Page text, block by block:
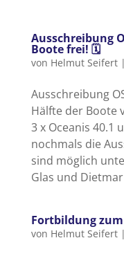
Ausschreibung
Boote frei! 🗓
von Helmut Seifert|
Ausschreibung
Hälfte der Boote
3 x Oceanis 40.1
nochmals die
sind möglich
Glas und
Fortbildung
von Helmut Seifert|